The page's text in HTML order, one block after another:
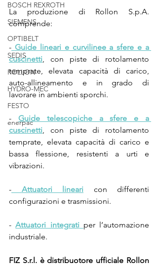
BOSCH REXROTH
SIEMENS
OPTIBELT
SEDIS
ROLLON
HYDRO-MEC
FESTO
enerpac
La produzione di Rollon S.p.A.
comprende:
- Guide lineari e curvilinee a sfere e a
cuscinetti, con piste di rotolamento
temprate, elevata capacità di carico,
auto-allineamento e in grado di
lavorare in ambienti sporchi.
- Guide telescopiche a sfere e a
cuscinetti, con piste di rotolamento
temprate, elevata capacità di carico e
bassa flessione, resistenti a urti e
vibrazioni.
- Attuatori lineari con differenti
configurazioni e trasmissioni.
- Attuatori integrati per l’automazione
industriale.
FIZ S.r.l. è distribuotore ufficiale Rollon